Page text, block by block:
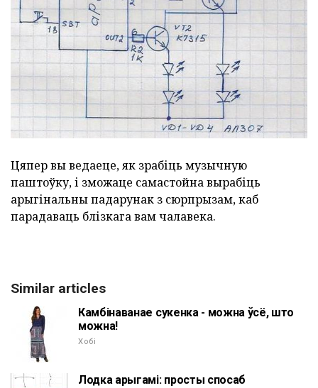
Цяпер вы ведаеце, як зрабіць музычную
паштоўку, і зможаце самастойна вырабіць
арыгінальны падарунак з сюрпрызам, каб
парадаваць блізкага вам чалавека.
Similar articles
Камбінаванае сукенка - можна ўсё, што
можна!
Хобі
Лодка арыгамі: просты спосаб